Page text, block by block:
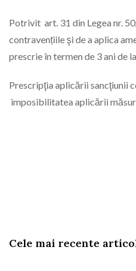
Potrivit art. 31 din Legea nr.
contravențiile şi de a aplica
prescrie în termen de 3 ani de
Prescripţia aplicării sancţiunii
imposibilitatea aplicării
Cele mai recente